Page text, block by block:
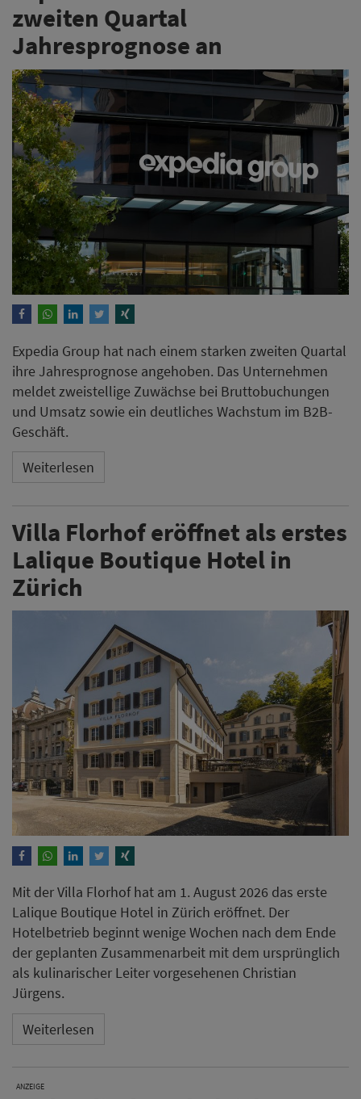
zweiten Quartal
Jahresprognose an
Expedia Group hat nach einem starken zweiten Quartal
ihre Jahresprognose angehoben. Das Unternehmen
meldet zweistellige Zuwächse bei Bruttobuchungen
und Umsatz sowie ein deutliches Wachstum im B2B-
Geschäft.
Weiterlesen
Villa Florhof eröffnet als erstes
Lalique Boutique Hotel in
Zürich
Mit der Villa Florhof hat am 1. August 2026 das erste
Lalique Boutique Hotel in Zürich eröffnet. Der
Hotelbetrieb beginnt wenige Wochen nach dem Ende
der geplanten Zusammenarbeit mit dem ursprünglich
als kulinarischer Leiter vorgesehenen Christian
Jürgens.
Weiterlesen
ANZEIGE